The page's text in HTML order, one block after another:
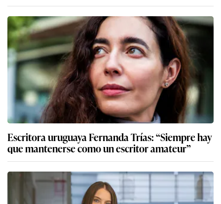
Escritora uruguaya Fernanda Trías: “Siempre hay
que mantenerse como un escritor amateur”